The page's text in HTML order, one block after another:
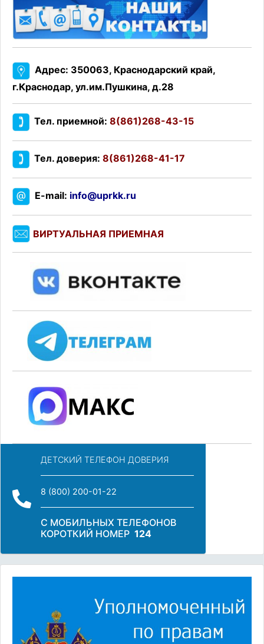
Адрес: 350063, Краснодарский край,
г.Краснодар, ул.им.Пушкина, д.28
Тел. приемной: 8(861)268-43-15
Тел. доверия: 8(861)268-41-17
E-mail: info@uprkk.ru
ВИРТУАЛЬНАЯ ПРИЕМНАЯ
ДЕТСКИЙ ТЕЛЕФОН ДОВЕРИЯ
8 (800) 200-01-22
С МОБИЛЬНЫХ ТЕЛЕФОНОВ
КОРОТКИЙ НОМЕР 124